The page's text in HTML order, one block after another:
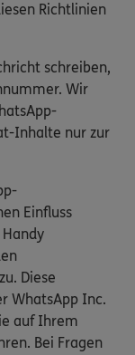
Richtlinien
schreiben,
Wir
Inhalte nur zur
Einfluss
Diese
WhatsApp Inc.
auf Ihrem
Bei Fragen